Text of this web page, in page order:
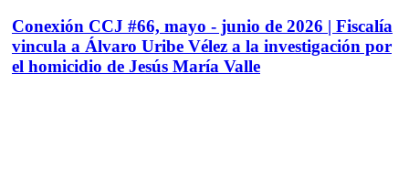
Conexión CCJ #66, mayo - junio de 2026 | Fiscalía
vincula a Álvaro Uribe Vélez a la investigación por
el homicidio de Jesús María Valle